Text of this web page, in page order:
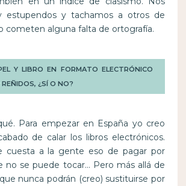
estupendos y tachamos a otros de
cometen alguna falta de ortografía.
Y LIBRO EN FORMATO ELECTRÓNICO
¿SÍ O NO?
Para empezar en España yo creo
de calar los libros electrónicos.
cuesta a la gente eso de pagar por
no se puede tocar… Pero más allá de
nunca podrán (creo) sustituirse por